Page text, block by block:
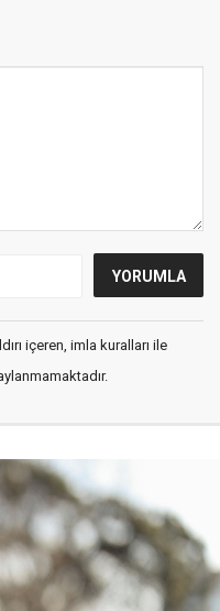
içeren, imla kuralları ile